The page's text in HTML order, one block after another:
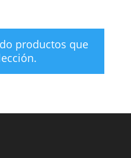
productos que